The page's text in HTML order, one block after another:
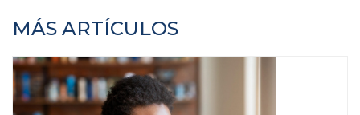
MÁS ARTÍCULOS